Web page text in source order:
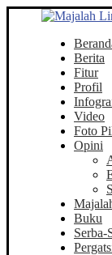
Berita
Fitur
Profil
Video
Foto
Opini
Buku
Serba-